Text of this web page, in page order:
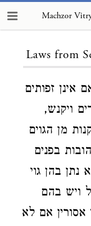
Laws from
אינן זפותים
ויקנש,
מן הגוים
בפנים
נתן בהן גוי
ויש בהם
אסורין אם לא